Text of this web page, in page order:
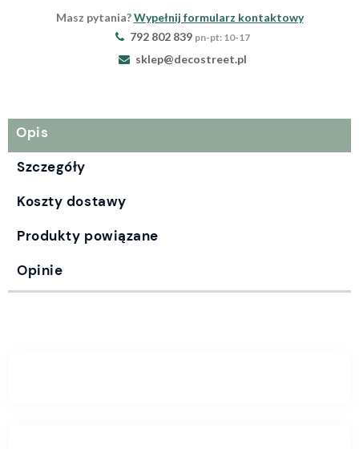
Masz pytania?Wypełnij formularz kontaktowy
792 802 839 pn-pt: 10-17
sklep@decostreet.pl
Opis
Szczegóły
Koszty dostawy
Produkty powiązane
Opinie